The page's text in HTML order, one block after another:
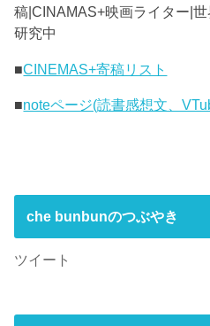
稿|CINAMAS+映画ライター|
研究中
■CINEMAS+寄稿リスト
■noteページ(読書感想文、
che bunbunのつぶやき
ツイート